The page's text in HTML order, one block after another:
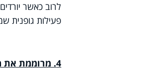
לרוב כאשר
פעילות גופנית
4. מרוממת את מצב הרוח